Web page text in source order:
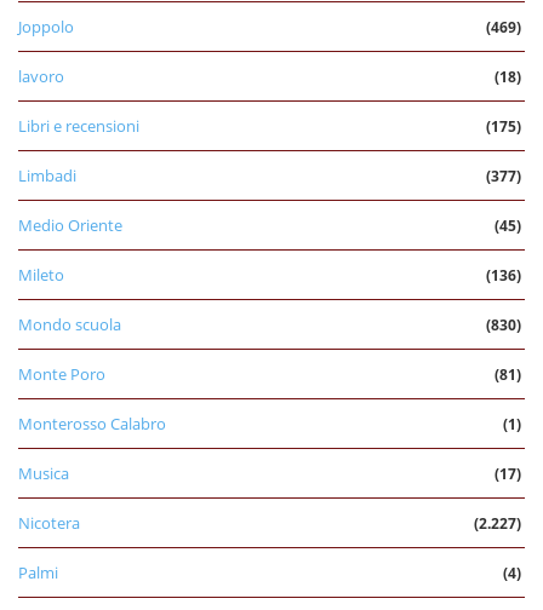
Joppolo (469)
lavoro (18)
Libri e recensioni (175)
Limbadi (377)
Medio Oriente (45)
Mileto (136)
Mondo scuola (830)
Monte Poro (81)
Monterosso Calabro (1)
Musica (17)
Nicotera (2.227)
Palmi (4)